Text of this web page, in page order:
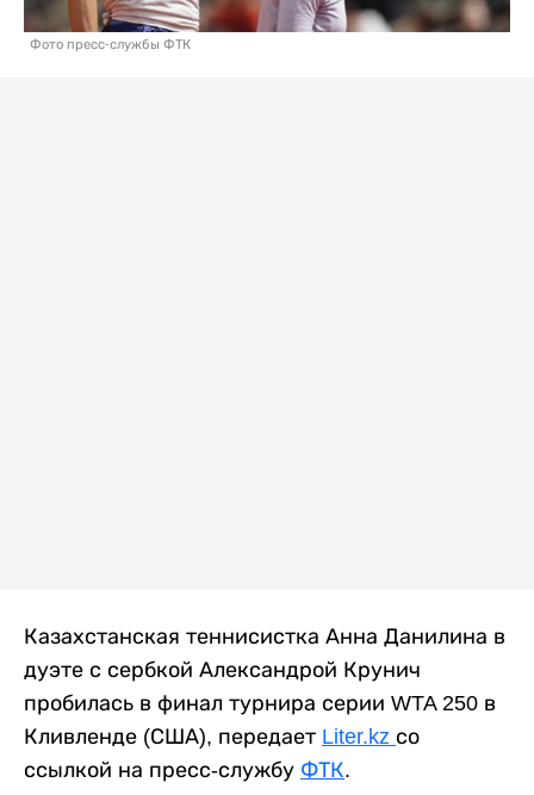
Фото пресс-службы ФТК
Казахстанская теннисистка Анна Данилина в
дуэте с сербкой Александрой Крунич
пробилась в финал турнира серии WTA 250 в
Кливленде (США), передает Liter.kz со
ссылкой на пресс-службу ФТК.